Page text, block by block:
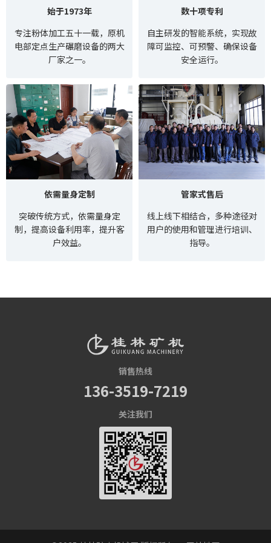
始于1973年
专注粉体加工五十一载，原机
电部定点生产碾磨设备的两大
厂家之一。
数十项专利
自主研发的智能系统，实现故
障可监控、可预警、确保设备
安全运行。
依需量身定制
突破传统方式，依需量身定
制，提高设备利用率，提升客
户效益。
管家式售后
线上线下相结合，多种途径对
用户的使用和管理进行培训、
指导。
销售热线
136-3519-7219
关注我们